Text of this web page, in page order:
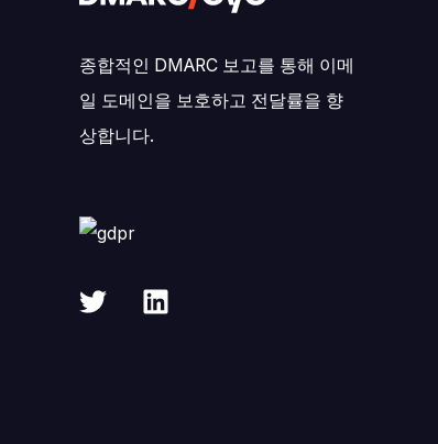
종합적인 DMARC 보고를 통해 이메
일 도메인을 보호하고 전달률을 향
상합니다.